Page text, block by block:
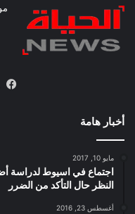
أخبار هامة
مايو 10, 2017
اجتماع في اسيوط لدراسة
النظر حال التأكد من الضرر
أغسطس 23, 2016